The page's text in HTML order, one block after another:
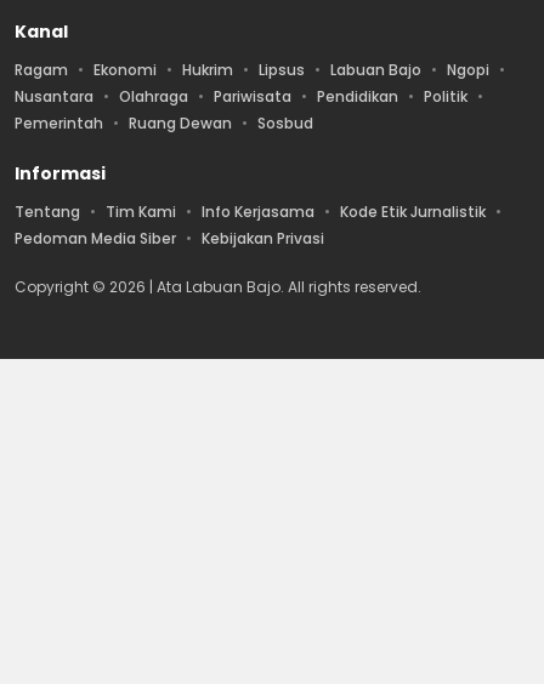
Kanal
Ragam Ekonomi Hukrim Lipsus Labuan Bajo
Ngopi
Nusantara
Olahraga Pariwisata Pendidikan
Politik
Pemerintah
Ruang Dewan Sosbud
Informasi
Tentang Tim Kami Info Kerjasama
Kode Etik Jurnalistik
Pedoman Media Siber
Kebijakan Privasi
Copyright © 2026 | Ata Labuan Bajo. All rights reserved.